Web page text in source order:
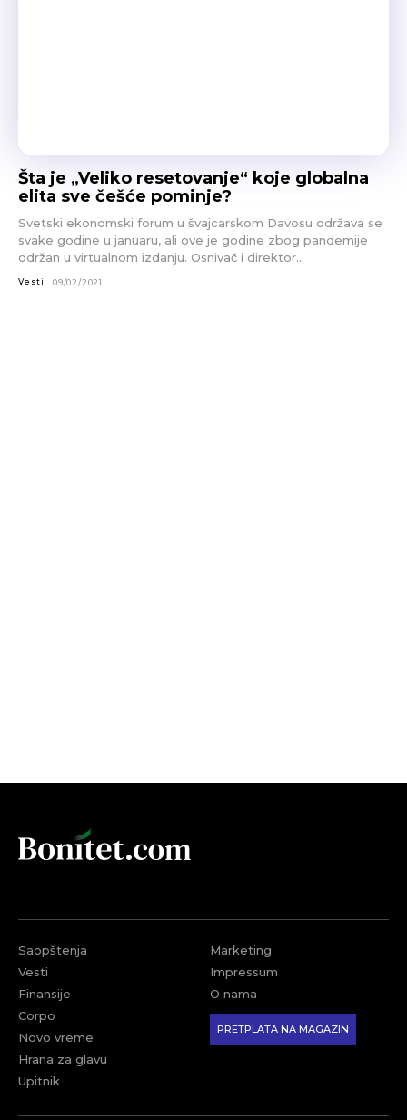
Šta je „Veliko resetovanje“ koje globalna
elita sve češće pominje?
Svetski ekonomski forum u švajcarskom Davosu održava se
svake godine u januaru, ali ove je godine zbog pandemije
održan u virtualnom izdanju. Osnivač i direktor...
Vesti 09/02/2021
Saopštenja
Vesti
Finansije
Corpo
Novo vreme
Hrana za glavu
Upitnik
Marketing
Impressum
O nama
PRETPLATA NA MAGAZIN